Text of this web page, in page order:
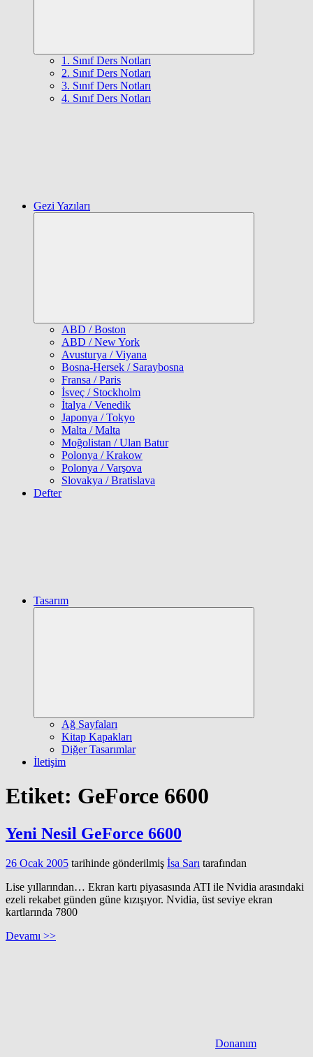
1. Sınıf Ders Notları
2. Sınıf Ders Notları
3. Sınıf Ders Notları
4. Sınıf Ders Notları
Gezi Yazıları
ABD / Boston
ABD / New York
Avusturya / Viyana
Bosna-Hersek / Saraybosna
Fransa / Paris
İsveç / Stockholm
İtalya / Venedik
Japonya / Tokyo
Malta / Malta
Moğolistan / Ulan Batur
Polonya / Krakow
Polonya / Varşova
Slovakya / Bratislava
Defter
Tasarım
Ağ Sayfaları
Kitap Kapakları
Diğer Tasarımlar
İletişim
Etiket: GeForce 6600
Yeni Nesil GeForce 6600
26 Ocak 2005 tarihinde gönderilmiş İsa Sarı tarafından
Lise yıllarından… Ekran kartı piyasasında ATI ile Nvidia arasındaki
ezeli rekabet günden güne kızışıyor. Nvidia, üst seviye ekran
kartlarında 7800
Devamı >>
Donanım